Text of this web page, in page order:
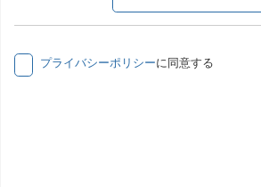
プライバシーポリシーに同意する